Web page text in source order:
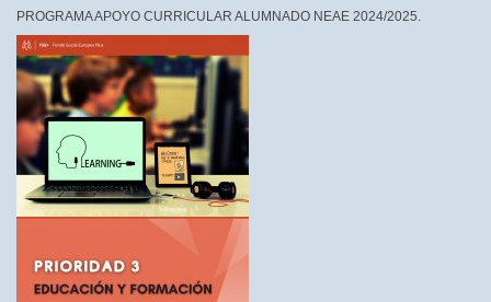
PROGRAMA APOYO CURRICULAR ALUMNADO NEAE 2024/2025.